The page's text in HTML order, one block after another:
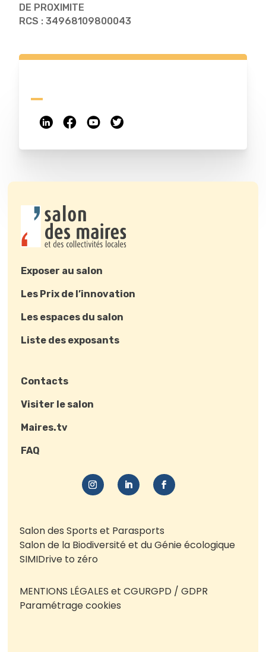
DE PROXIMITE
RCS : 34968109800043
Exposer au salon
Les Prix de l’innovation
Les espaces du salon
Liste des exposants
Contacts
Visiter le salon
Maires.tv
FAQ
Salon des Sports et Parasports
Salon de la Biodiversité et du Génie écologique
SIMIDrive to zéro
MENTIONS LÉGALES et CGURGPD / GDPR
Paramétrage cookies